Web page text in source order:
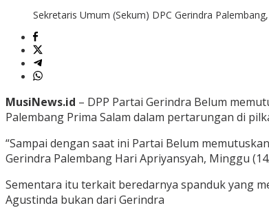
Sekretaris Umum (Sekum) DPC Gerindra
MusiNews.id – DPP Partai Gerindra Belum
Palembang Prima Salam dalam pertarungan di
“Sampai dengan saat ini Partai Belum
Gerindra Palembang Hari Apriyansyah, Minggu
Sementara itu terkait beredarnya spanduk yang
Agustinda bukan dari Gerindra